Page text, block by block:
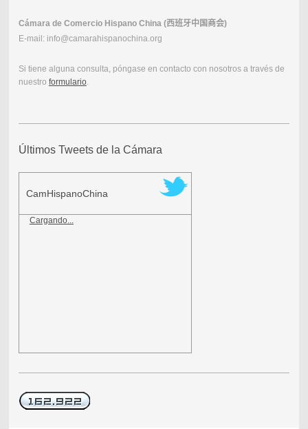
Cámara de Comercio Hispano China (西班牙中国商会)
E-mail: info@camarahispanochina.org
Si tiene alguna consulta, póngase en contacto con nosotros a través de
nuestro formulario.
Últimos Tweets de la Cámara
CamHispanoChina
Cargando...